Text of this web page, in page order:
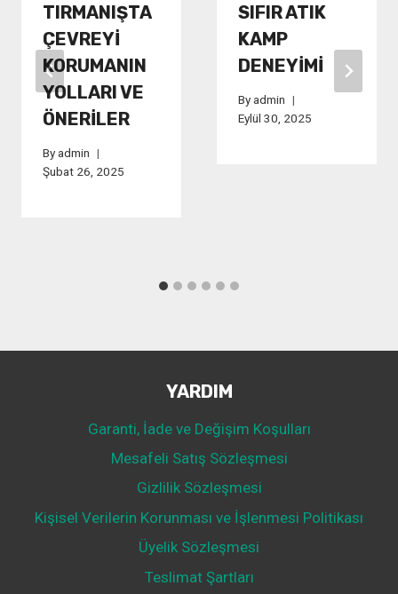
TIRMANIŞTA
ÇEVREYI
KORUMANIN
YOLLARI VE
ÖNERILER
Byadmin
Şubat 26, 2025
SIFIR ATIK
KAMP
DENEYIMI
Byadmin
Eylül 30, 2025
YARDIM
Garanti, İade ve Değişim Koşulları
Mesafeli Satış Sözleşmesi
Gizlilik Sözleşmesi
Kişisel Verilerin Korunması ve İşlenmesi Politikası
Üyelik Sözleşmesi
Teslimat Şartları